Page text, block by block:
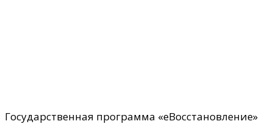
Государственная программа «еВосстановление»